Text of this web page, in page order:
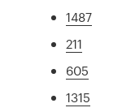
1487
211
605
1315